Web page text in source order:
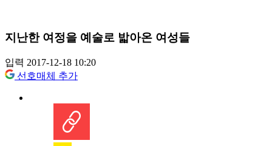
지난한 여정을 예술로 밟아온 여성들
입력 2017-12-18 10:20
선호매체 추가